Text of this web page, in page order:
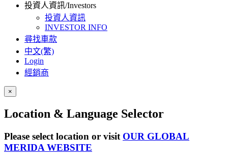
投資人資訊/Investors
投資人資訊
INVESTOR INFO
尋找車款
中文(繁)
Login
經銷商
×
Location & Language Selector
Please select location or visit OUR GLOBAL
MERIDA WEBSITE